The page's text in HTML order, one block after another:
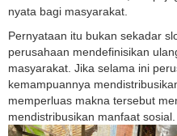
nyata bagi masyarakat.
Pernyataan itu bukan sekadar
perusahaan mendefinisikan
masyarakat. Jika selama ini
kemampuannya
memperluas makna tersebut
mendistribusikan manfaat sosial.